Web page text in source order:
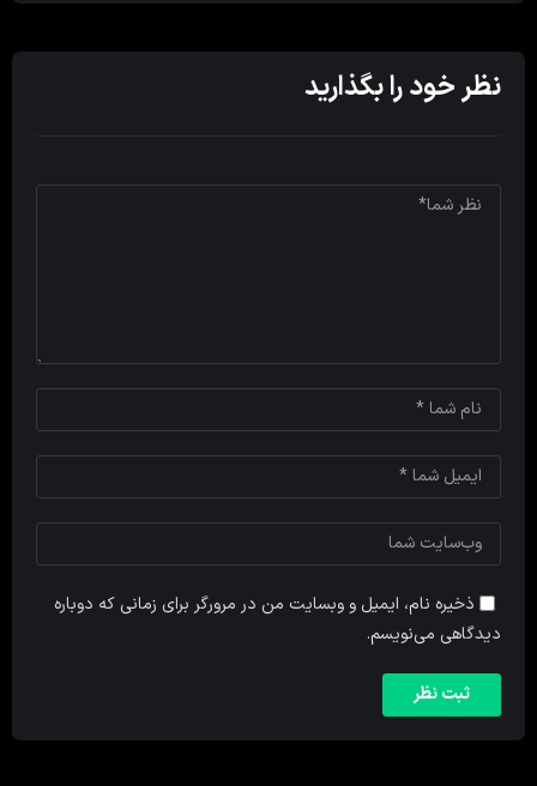
نظر خود را بگذارید
ذخیره نام، ایمیل و وبسایت من در مرورگر برای زمانی که دوباره
دیدگاهی می‌نویسم.